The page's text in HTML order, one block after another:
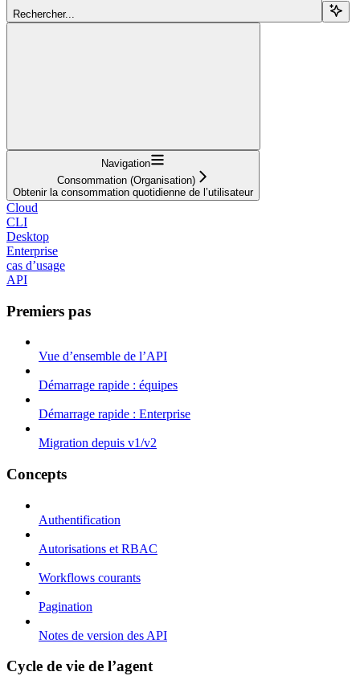
Rechercher...
Navigation
Consommation (Organisation)
Obtenir la consommation quotidienne de l’utilisateur
Cloud
CLI
Desktop
Enterprise
cas d’usage
API
Premiers pas
Vue d’ensemble de l’API
Démarrage rapide : équipes
Démarrage rapide : Enterprise
Migration depuis v1/v2
Concepts
Authentification
Autorisations et RBAC
Workflows courants
Pagination
Notes de version des API
Cycle de vie de l’agent